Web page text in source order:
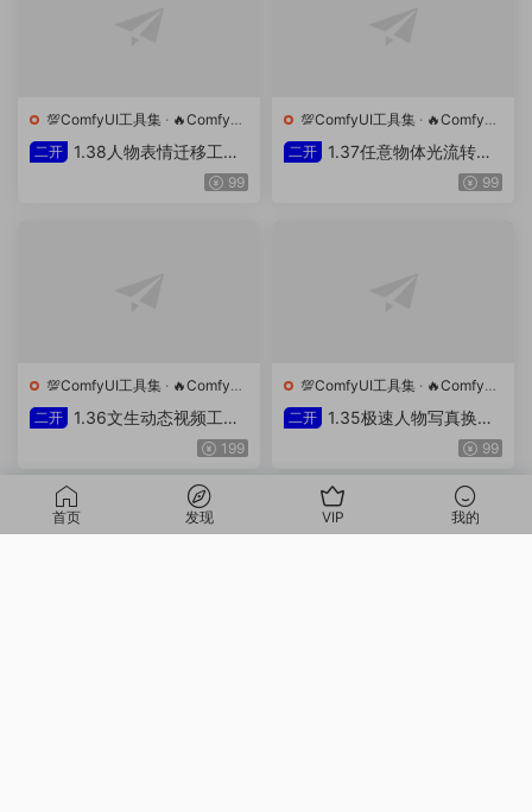
💯ComfyUI工具集 · 🔥ComfyUI
工作流
二开
1.38人物表情迁移工作
99
💯ComfyUI工具集 · 🔥ComfyUI
工作流
二开
1.37任意物体光流转绘
99
💯ComfyUI工具集 · 🔥ComfyUI
工作流
二开
1.36文生动态视频工作
199
💯ComfyUI工具集 · 🔥ComfyUI
工作流
二开
1.35极速人物写真换脸
99
首页 发现 VIP 我的